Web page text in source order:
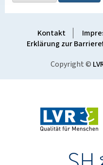
Kontakt
Erklärung zur
Copyright ©